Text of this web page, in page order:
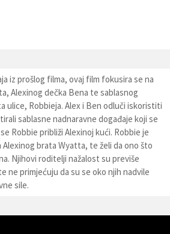
iz prošlog filma, ovaj film fokusira se na
Alexinog dečka Bena te sablasnog
ulice, Robbieja. Alex i Ben odluči iskoristiti
sablasne nadnaravne događaje koji se
Robbie približi Alexinoj kući. Robbie je
brata Wyatta, te želi da ono što
Njihovi roditelji nažalost su previše
ne primjećuju da su se oko njih nadvile
sile.